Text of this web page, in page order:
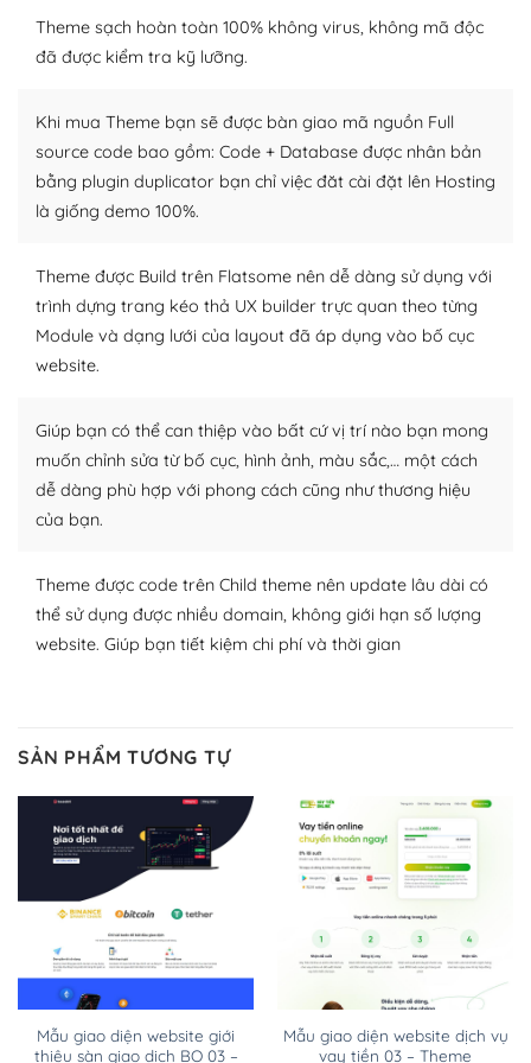
WordPress là nơi lưu trữ cho một diễn đàn cộng đồng
khổng lồ được kiểm duyệt bởi các nhân viên và những
Nếu bạn gặp khó khăn, bạn có thể lên mạng và tìm
kiếm những cộng đồng WordPress, họ sẽ giúp bạn trả
lời, giải đáp vấn đề của bạn.
– Đa dạng plugin và themes
Plugin mở rộng là thành phần cài đặt thêm vào
WordPress để tăng thêm các tính năng cần thiết. Có
Nhờ lượng người dùng đông đảo, thư viện themes và
plugin của WordPress rất phong phú. Bạn có thể thỏa
thích chọn lựa plugin và themes phù hợp cho mục đích
lập website của mình.
WordPress đa dạng plugin và themes
– Dễ sử dụng
trang web WordPress của bạn.
Dễ dàng lựa chọn Hosting cho website WordPress
– Bảo mật cực tốt
Vì WordPress hiện là nền tảng xây dựng trang web và
blog lớn nhất trên thế giới, quan trọng nhất là bảo vệ
nội dung của mình khỏi các cuộc tấn công spam.
Theme sạch hoàn toàn 100% không virus, không mã độc
đã được kiểm tra kỹ lưỡng.
Khi mua Theme bạn sẽ được bàn giao mã nguồn Full
source code bao gồm: Code + Database được nhân bản
bằng plugin duplicator bạn chỉ việc đăt cài đặt lên Hosting
là giống demo 100%.
Theme được Build trên Flatsome nên dễ dàng sử dụng với
trình dựng trang kéo thả UX builder trực quan theo từng
Module và dạng lưới của layout đã áp dụng vào bố cục
website.
Giúp bạn có thể can thiệp vào bất cứ vị trí nào bạn mong
muốn chỉnh sửa từ bố cục, hình ảnh, màu sắc,… một cách
dễ dàng phù hợp với phong cách cũng như thương hiệu
của bạn.
Theme được code trên Child theme nên update lâu dài có
thể sử dụng được nhiều domain, không giới hạn số lượng
website. Giúp bạn tiết kiệm chi phí và thời gian
SẢN PHẨM TƯƠNG TỰ
Mẫu giao diện website giới
thiệu sàn giao dịch BO 03 –
Mẫu giao diện website dịch vụ
vay tiền 03 – Theme